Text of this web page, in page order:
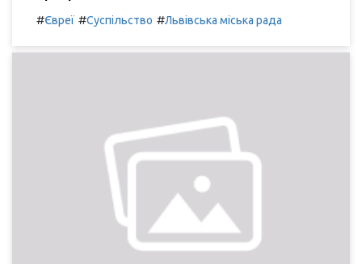
#Євреї #Суспільство #Львівська міська рада